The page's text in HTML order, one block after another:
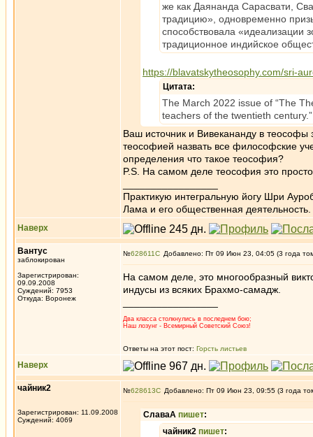
же как Даянанда Сарасвати,
традицию», одновременно
способствовала «идеализации
традиционное индийское
https://blavatskytheosophy.com/sri-
Цитата:
The March 2022 issue of “The
teachers of the twentieth
Ваш источник и Вивекананду в
теософией назвать все философские
определения что такое теософия?
P.S. На самом деле теософия это
Практикую интегральную йогу Шри
Лама и его общественная деятельность.
Наверх
Вантус
заблокирован
Зарегистрирован:
09.09.2008
Суждений: 7953
Откуда: Воронеж
№628611 Добавлено: Пт 09 Июн 23, 04:05 (3 года
На самом деле, это многообразный
индусы из всяких Брахмо-самадж.
Два класса столкнулись в последнем бою;
Наш лозунг - Всемирный Советский Союз!
Ответы на этот пост: Горсть листьев
Наверх
чайник2
Зарегистрирован: 11.09.2008
Суждений: 4069
№628613 Добавлено: Пт 09 Июн 23, 09:55 (3 года
СлаваА пишет:
чайник2 пишет: